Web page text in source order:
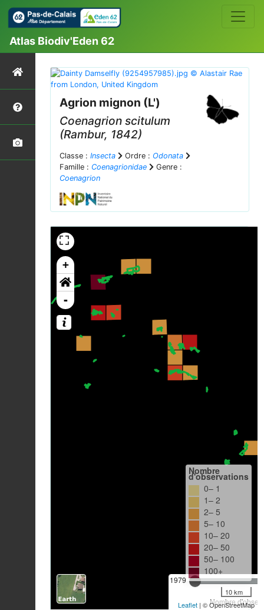
Atlas Biodiv'Eden 62
Agrion mignon (L')
Coenagrion scitulum
(Rambur, 1842)
Classe : Insecta Ordre : Odonata
Famille : Coenagrionidae
Genre :
Coenagrion
+
-
1979
Nombre
Nombre
d'observations
0– 1
1– 2
2– 5
5– 10
10– 20
20– 50
50– 100
100+
10 km
Leaflet | © OpenStreetMap